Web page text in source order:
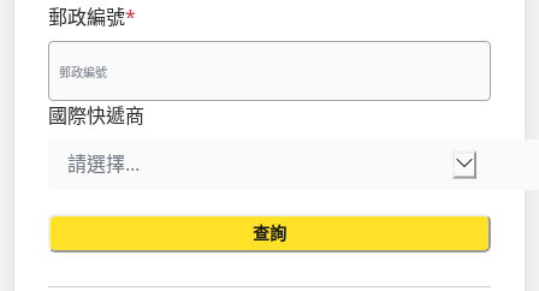
郵政編號*
國際快遞商
查詢